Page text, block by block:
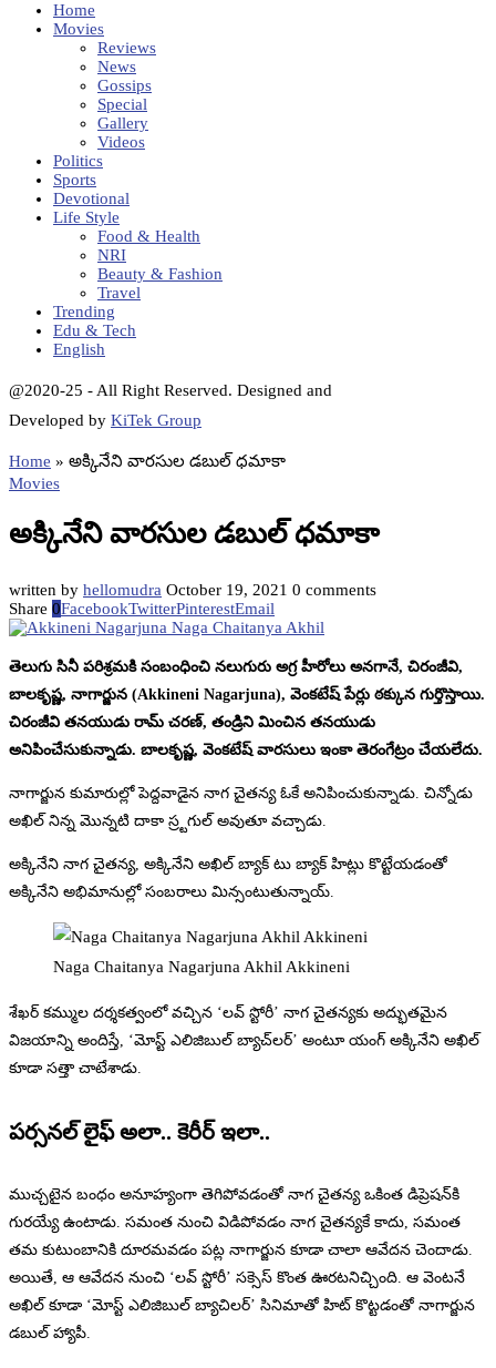
Home
Movies
Reviews
News
Gossips
Special
Gallery
Videos
Politics
Sports
Devotional
Life Style
Food & Health
NRI
Beauty & Fashion
Travel
Trending
Edu & Tech
English
@2020-25 - All Right Reserved. Designed and
Developed by KiTek Group
Home » అక్కినేని వారసుల డబుల్ ధమాకా
Movies
అక్కినేని వారసుల డబుల్ ధమాకా
written by hellomudra October 19, 2021 0 comments
Share 0FacebookTwitterPinterestEmail
తెలుగు సినీ పరిశ్రమకి సంబంధించి నలుగురు అగ్ర హీరోలు అనగానే, చిరంజీవి,
బాలకృష్ణ, నాగార్జున (Akkineni Nagarjuna), వెంకటేష్ పేర్లు ఠక్కున గుర్తొస్తాయి.
చిరంజీవి తనయుడు రామ్ చరణ్, తండ్రిని మించిన తనయుడు
అనిపించేసుకున్నాడు. బాలకృష్ణ, వెంకటేష్ వారసులు ఇంకా తెరంగేట్రం చేయలేదు.
నాగార్జున కుమారుల్లో పెద్దవాడైన నాగ చైతన్య ఓకే అనిపించుకున్నాడు. చిన్నోడు
అఖిల్ నిన్న మొన్నటి దాకా స్ర్టగుల్ అవుతూ వచ్చాడు.
అక్కినేని నాగ చైతన్య, అక్కినేని అఖిల్ బ్యాక్ టు బ్యాక్ హిట్లు కొట్టేయడంతో
అక్కినేని అభిమానుల్లో సంబరాలు మిన్సంటుతున్నాయ్.
Naga Chaitanya Nagarjuna Akhil Akkineni
శేఖర్ కమ్ముల దర్శకత్వంలో వచ్చిన ‘లవ్ స్టోరీ’ నాగ చైతన్యకు అద్భుతమైన
విజయాన్ని అందిస్తే, ‘మోస్ట్ ఎలిజిబుల్ బ్యాచ్‌లర్’ అంటూ యంగ్ అక్కినేని అఖిల్
కూడా సత్తా చాటేశాడు.
పర్సనల్ లైఫ్ అలా.. కెరీర్ ఇలా..
ముచ్చటైన బంధం అనూహ్యంగా తెగిపోవడంతో నాగ చైతన్య ఒకింత డిప్రెషన్‌కి
గురయ్యే ఉంటాడు. సమంత నుంచి విడిపోవడం నాగ చైతన్యకే కాదు, సమంత
తమ కుటుంబానికి దూరమవడం పట్ల నాగార్జున కూడా చాలా ఆవేదన చెందాడు.
అయితే, ఆ ఆవేదన నుంచి ‘లవ్ స్టోరీ’ సక్సెస్ కొంత ఊరటనిచ్చింది. ఆ వెంటనే
అఖిల్ కూడా ‘మోస్ట్ ఎలిజిబుల్ బ్యాచిలర్’ సినిమాతో హిట్ కొట్టడంతో నాగార్జున
డబుల్ హ్యాపీ.